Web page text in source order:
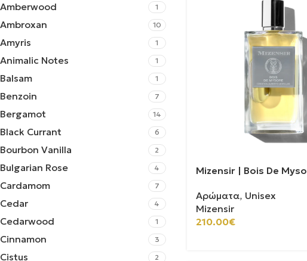
Amberwood 1
Ambroxan 10
Amyris 1
Animalic Notes 1
Balsam 1
Benzoin 7
Bergamot 14
Black Currant 6
Bourbon Vanilla 2
Bulgarian Rose 4
Cardamom 7
Cedar 4
Cedarwood 1
Cinnamon 3
Cistus 2
Mizensir | Bois De
Αρώματα, Unisex
Mizensir
210.00€